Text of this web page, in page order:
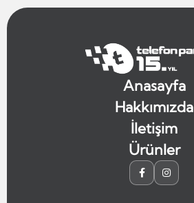
Anasayfa
Hakkımızda
İletişim
Ürünler